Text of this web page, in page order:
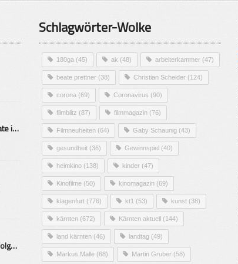
Alarmierende Selbstmordrate in Kärnten
Mittelstand – Fit fürs Land Folge 9- Konditor
Schlagwörter-Wolke
180ga (45) ak (48) arbeiterkammer (47)
beate prettner (38) Christian Scheider (124)
corona (69) Coronavirus (90)
filmblitz (87) filmmagazin (76)
Filmneuheiten (64) Gaby Schaunig (43)
gesundheit (36) Gewinnspiel (40)
heimkino (138) kinder (47)
Kinofilme (50) kinomagazin (69)
klagenfurt (776) kt1 (53) kunst (38)
kärnten (672) Kärnten aktuell (144)
land kärnten (46) landtag (49)
Markus Malle (68) Martin Gruber (58)